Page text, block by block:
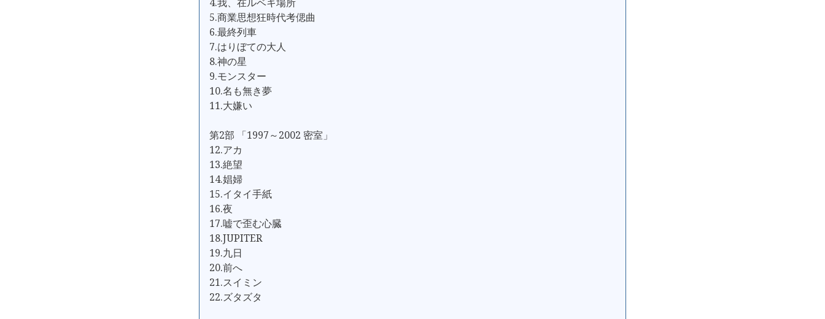
4.我、在ルベキ場所
5.商業思想狂時代考偲曲
6.最終列車
7.はりぼての大人
8.神の星
9.モンスター
10.名も無き夢
11.大嫌い
第2部 「1997～2002 密室」
12.アカ
13.絶望
14.娼婦
15.イタイ手紙
16.夜
17.嘘で歪む心臓
18.JUPITER
19.九日
20.前へ
21.スイミン
22.ズタズタ